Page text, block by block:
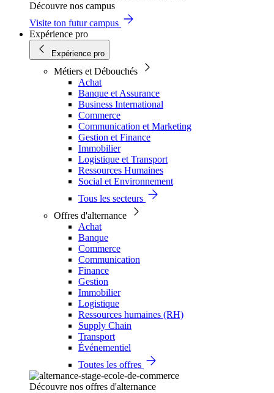
Découvre nos campus
Visite ton futur campus
Expérience pro
Expérience pro
Métiers et Débouchés
Achat
Banque et Assurance
Business International
Commerce
Communication et Marketing
Gestion et Finance
Immobilier
Logistique et Transport
Ressources Humaines
Social et Environnement
Tous les secteurs
Offres d'alternance
Achat
Banque
Commerce
Communication
Finance
Gestion
Immobilier
Logistique
Ressources humaines (RH)
Supply Chain
Transport
Événementiel
Toutes les offres
Découvre nos offres d'alternance